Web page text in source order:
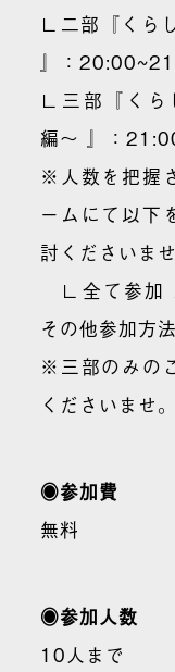
∟二部『くら
』：
∟三部『くら
編〜 』：
※人数を把握
ームにて以下
討くださいませ
∟全て参加
その他参加方
※三部のみの
くださいませ。
◉参加費
無料
◉参加人数
10人まで